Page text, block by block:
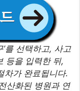
를 선택하고, 사고
등을 입력한 뒤,
차가 완료됩니다.
산화된 병원과 연